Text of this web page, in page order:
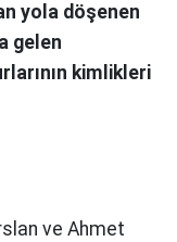
yola döşenen
gelen
kimlikleri
ve Ahmet